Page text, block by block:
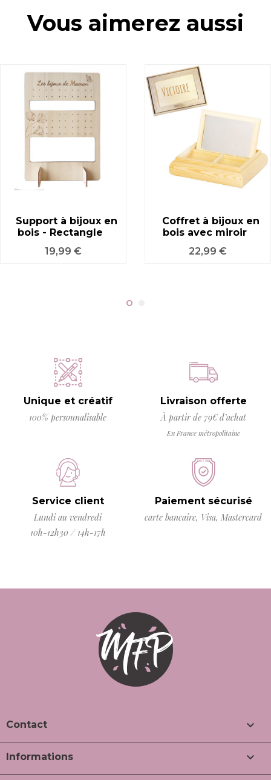
Vous aimerez aussi
Support à bijoux en
bois - Rectangle
Prix
19,99 €
Coffret à bijoux en
bois avec miroir
Prix
22,99 €
Unique et créatif
100% personnalisable
Livraison offerte
À partir de 79€ d’achat
En France métropolitaine
Service client
Lundi au vendredi
10h-12h30 / 14h-17h
Paiement sécurisé
carte bancaire, Visa, Mastercard
Contact 
Informations 